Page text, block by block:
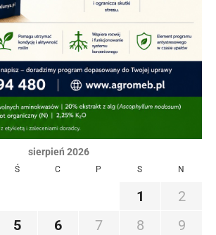
sierpień 2026
Ś C P S N
1
2
5 6 7 8
9